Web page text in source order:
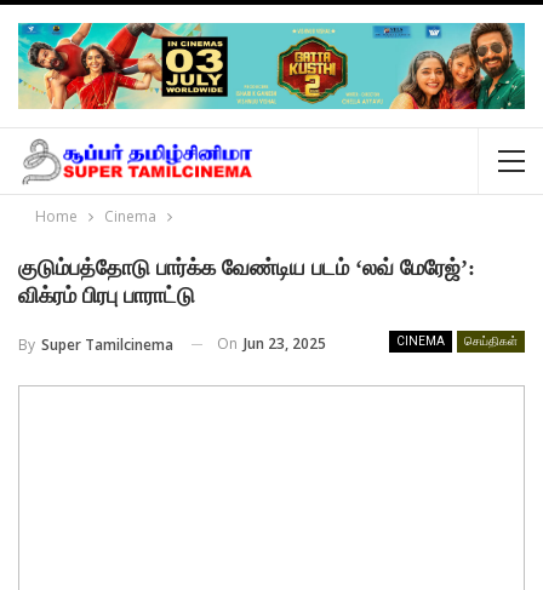
Home Cinema
குடும்பத்தோடு பார்க்க வேண்டிய படம் ‘லவ் மேரேஜ்’:
விக்ரம் பிரபு பாராட்டு
CINEMA செய்திகள்
By Super Tamilcinema On Jun 23, 2025